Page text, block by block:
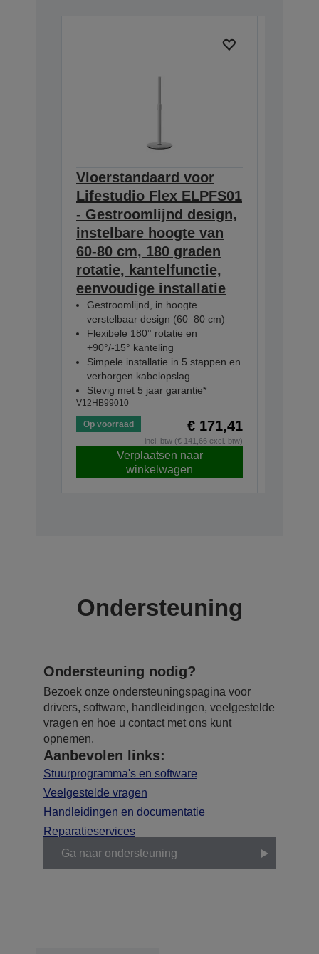
Vloerstandaard voor
Lifestudio Flex ELPFS01
- Gestroomlijnd design,
instelbare hoogte van
60-80 cm, 180 graden
rotatie, kantelfunctie,
eenvoudige installatie
Gestroomlijnd, in hoogte
verstelbaar design (60–80 cm)
Flexibele 180° rotatie en
+90°/-15° kanteling
Simpele installatie in 5 stappen en
verborgen kabelopslag
Stevig met 5 jaar garantie*
V12HB99010
Op voorraad € 171,41
incl. btw (€ 141,66 excl. btw)
Verplaatsen naar
winkelwagen
Ondersteuning
Ondersteuning nodig?
Bezoek onze ondersteuningspagina voor
drivers, software, handleidingen, veelgestelde
vragen en hoe u contact met ons kunt
opnemen.
Aanbevolen links:
Stuurprogramma's en software
Veelgestelde vragen
Handleidingen en documentatie
Reparatieservices
Ga naar ondersteuning